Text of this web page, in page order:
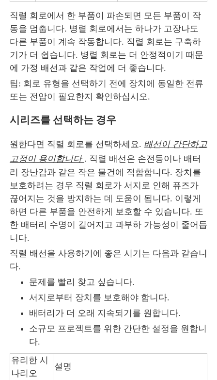
직렬 회로에서 한 부품이 파손되면 모든 부품이 작
동을 멈춥니다. 병렬 회로에서는 하나가 고장나도
다른 부품이 계속 작동합니다. 직렬 회로는 구축하
기가 더 쉽습니다. 병렬 회로는 더 안정적이기 때문
에 가정 배선과 같은 작업에 더 좋습니다.
팁: 회로 유형을 선택하기 전에 장치에 동일한 전류
또는 전압이 필요한지 확인하십시오.
시리즈를 선택하는 경우
원한다면 직렬 회로를 선택하세요. 배선이 간단하고
고정이 용이합니다 . 직렬 배선은 손전등이나 배터
리 장난감과 같은 작은 물건에 적합합니다. 장치를
보호하려는 경우 직렬 회로가 서지로 인해 퓨즈가
끊어지는 것을 방지하는 데 도움이 됩니다. 이렇게
하면 다른 부품을 안전하게 보호할 수 있습니다. 또
한 배터리 수명이 길어지고 과부하 가능성이 줄어듭
니다.
직렬 배선을 사용하기에 좋은 시기는 다음과 같습니
다.
문제를 빨리 찾고 싶습니다.
서지로부터 장치를 보호해야 합니다.
배터리가 더 오래 지속되기를 원합니다.
소규모 프로젝트를 위한 간단한 설정을 원합니
다.
유리한 시
나리오
설명